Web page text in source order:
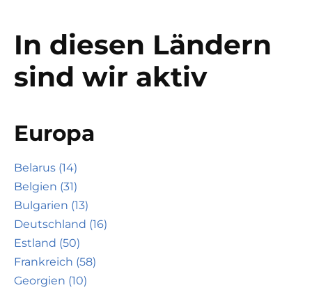
In diesen Ländern
sind wir aktiv
Europa
Belarus (14)
Belgien (31)
Bulgarien (13)
Deutschland (16)
Estland (50)
Frankreich (58)
Georgien (10)